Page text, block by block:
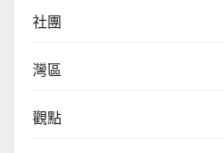
社團
灣區
觀點